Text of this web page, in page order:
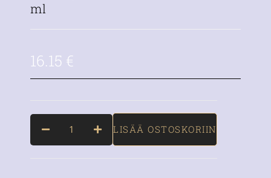
ml
16.15 €
LISÄÄ OSTOSKORIIN